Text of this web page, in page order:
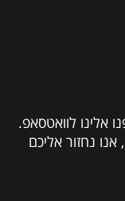
אלינו לוואטסאפ.
נחזור אליכם